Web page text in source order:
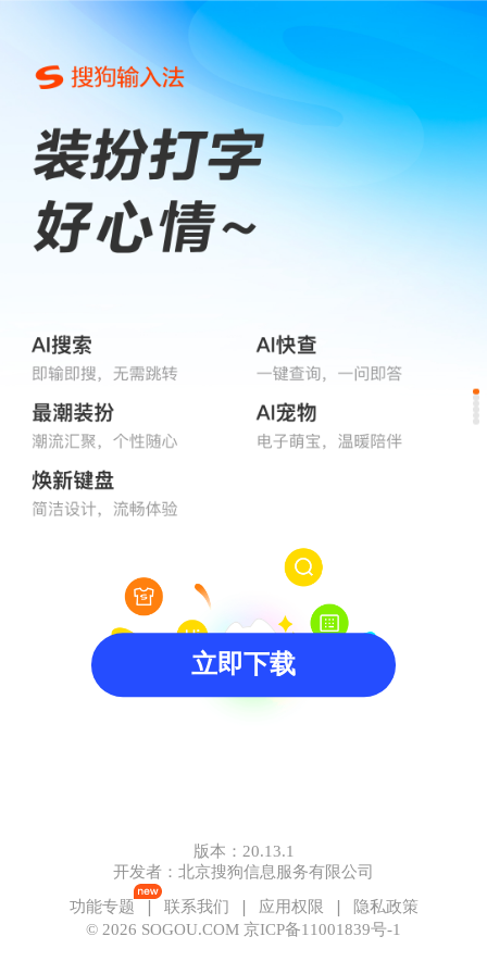
立即下载
版本： 20.13.1
开发者： 北京搜狗信息服务有限公司
功能专题 | 联系我们 | 应用权限 |
隐私政策
© 2026 SOGOU.COM 京ICP备11001839号-1